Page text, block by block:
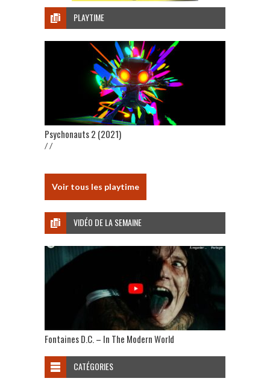
PLAYTIME
Psychonauts 2 (2021)
/ /
Voir tous les playtime
VIDÉO DE LA SEMAINE
Fontaines D.C. – In The Modern World
CATÉGORIES